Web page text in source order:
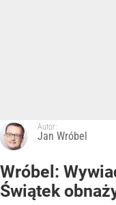
Autor:
Jan Wróbel
Wróbel:
Świątek